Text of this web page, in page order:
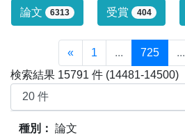
論文 6313 受賞 404
« 1 ... 725 ...
検索結果 15791 件 (14481-14500)
種別： 論文